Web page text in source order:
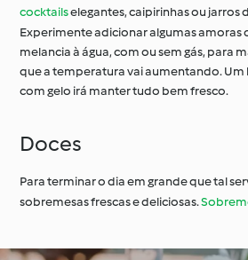
cocktailselegantes, caipirinhas ou jarros
Experimente adicionar algumas amoras
melancia à água, com ou sem gás, para
que a temperatura vai aumentando.
com gelo irá manter tudo bem fresco.
Doces
Para terminar o dia em grande que tal
sobremesas frescas e deliciosas.